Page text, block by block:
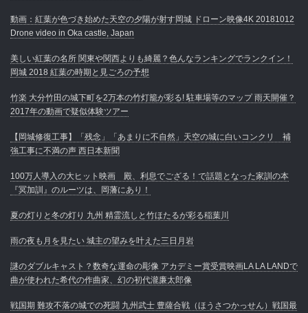
動画：紅葉が色づき始めた天空の夕陽が射す岡城 ドローン映像4K 20181012
Drone video in Oka castle, Japan
美しい紅葉の名所 関東や関西よりも綺麗？色んなランキングでランクイン！
岡城 2018 紅葉の時期と見ごろの予想
竹楽 大分竹田の城下町を2万本の竹灯籠が彩る! 駐車場等のマップ 雨天開催？
2017年の動画で疑似体験ツアー
【岡城修復工事】「残念」「あまりに不自然」天空の城に白いコンクリ 補
強工事に不満の声 西日本新聞
100万人導入の大ヒット映画 殿、利息でござる！で話題となった家訓の本
『冥加訓』のルーツは、岡藩にあり！
夏の灯りと冬の灯り 九州 精霊流しと竹ほたるが彩る稲葉川
雨の夜も月を見たい 城主の望みを叶えた三日月岩
謎のダブルキャスト？数奇な運命の彫像 アカデミー賞受賞映画LA LA LANDで
曲が使われた希代の作曲家、幻の初代瀧廉太郎像
戦国期 難攻不落の城での死闘 九州武士 豊薩合戦（ほうさつかっせん）戦国最